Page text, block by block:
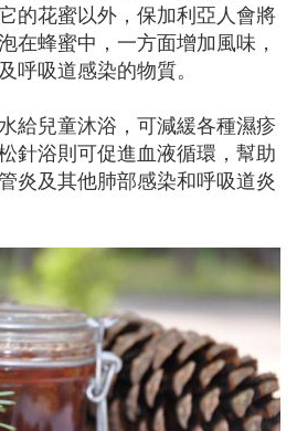
的花蜜以外，保加利亞人會將
在蜂蜜中，一方面增加風味，
呼吸道感染的物質。
給兒童沐浴，可減緩各種濕疹
針浴則可促進血液循環，幫助
炎及其他肺部感染和呼吸道炎